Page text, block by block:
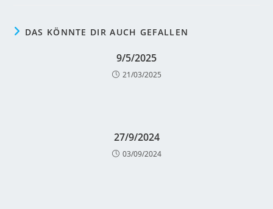
DAS KÖNNTE DIR AUCH GEFALLEN
9/5/2025
21/03/2025
27/9/2024
03/09/2024